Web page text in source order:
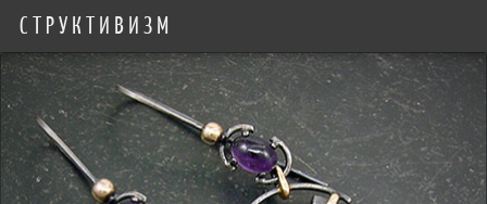
СТРУКТИВИЗМ